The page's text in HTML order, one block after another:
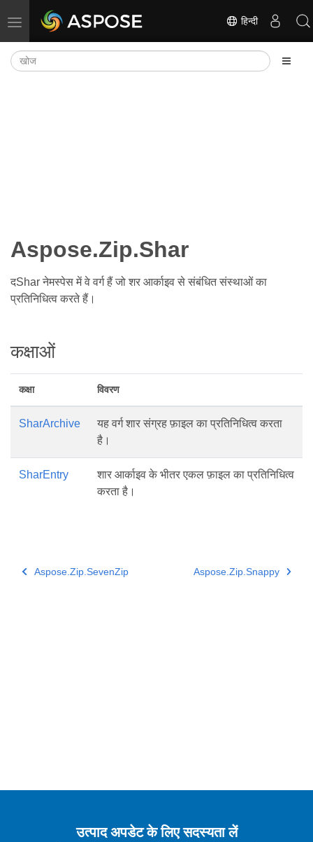
नेविगेशन टॉगल करें हिन्दी
Aspose.Zip.Shar
दShar नेमस्पेस में वे वर्ग हैं जो शर आर्काइव से संबंधित संस्थाओं का
प्रतिनिधित्व करते हैं।
कक्षाओं
कक्षा विवरण
SharArchive
यह वर्ग शार संग्रह फ़ाइल का प्रतिनिधित्व करता
है।
SharEntry
शार आर्काइव के भीतर एकल फ़ाइल का प्रतिनिधित्व
करता है।
Aspose.Zip.SevenZip Aspose.Zip.Snappy
उत्पाद अपडेट के लिए सदस्यता लें